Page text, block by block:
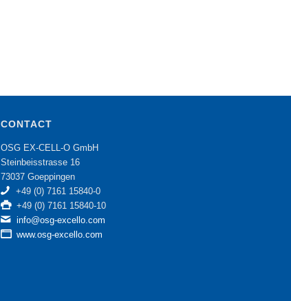
CONTACT
OSG EX-CELL-O GmbH
Steinbeisstrasse 16
73037 Goeppingen
+49 (0) 7161 15840-0
+49 (0) 7161 15840-10
info@osg-excello.com
www.osg-excello.com